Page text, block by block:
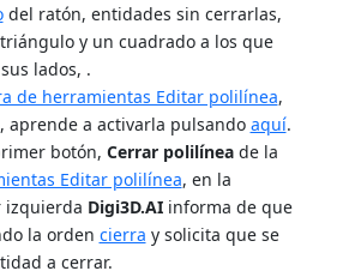
del ratón, entidades sin cerrarlas,
y un cuadrado a los que
lados, .
de herramientas Editar polilínea,
aprende a activarla pulsando aquí.
botón, Cerrar polilíneade la
Editar polilínea, en la
izquierda Digi3D.AIinforma de que
la orden cierra y solicita que se
a cerrar.